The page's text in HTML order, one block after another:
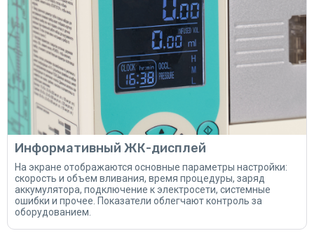
Информативный ЖК-дисплей
На экране отображаются основные параметры настройки:
скорость и объем вливания, время процедуры, заряд
аккумулятора, подключение к электросети, системные
ошибки и прочее. Показатели облегчают контроль за
оборудованием.